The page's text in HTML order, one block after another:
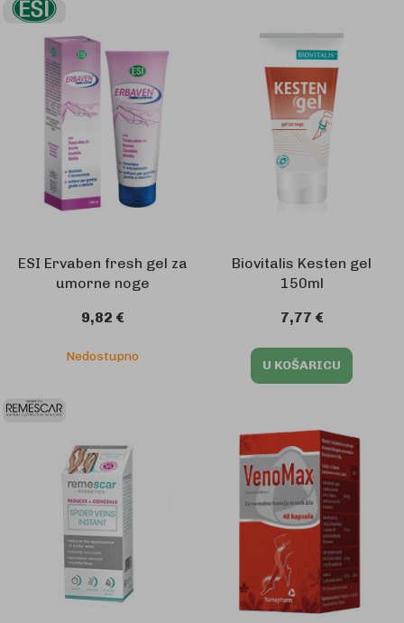
ESI Ervaben fresh gel za
umorne noge
9,82 €
Nedostupno
Biovitalis Kesten gel
150ml
7,77 €
U KOŠARICU